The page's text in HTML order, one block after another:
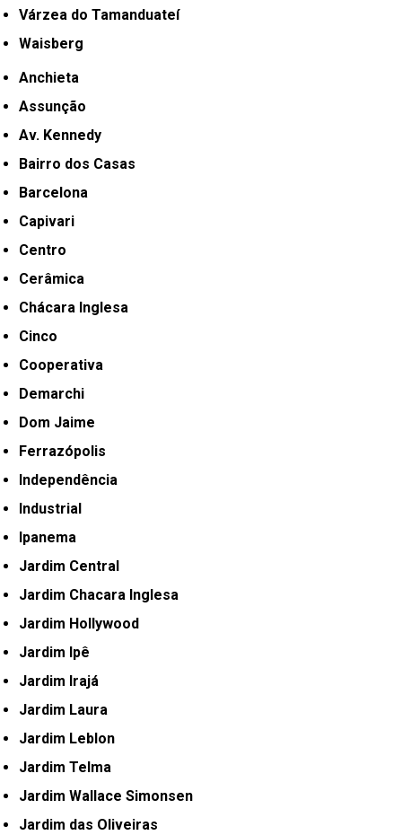
Várzea do Tamanduateí
Waisberg
Anchieta
Assunção
Av. Kennedy
Bairro dos Casas
Barcelona
Capivari
Centro
Cerâmica
Chácara Inglesa
Cinco
Cooperativa
Demarchi
Dom Jaime
Ferrazópolis
Independência
Industrial
Ipanema
Jardim Central
Jardim Chacara Inglesa
Jardim Hollywood
Jardim Ipê
Jardim Irajá
Jardim Laura
Jardim Leblon
Jardim Telma
Jardim Wallace Simonsen
Jardim das Oliveiras